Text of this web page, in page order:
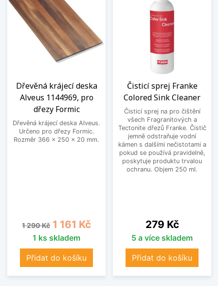
Dřevěná krájecí deska
Alveus 1144969, pro
dřezy Formic
Dřevěná krájecí deska Alveus.
Určeno pro dřezy Formic.
Rozměr 366 x 250 x 20 mm.
Běžná cena
1 290 Kč Cena
1 161 Kč
1 ks skladem
Přidat do košíku
Čisticí sprej Franke
Colored Sink Cleaner
Čisticí sprej na pro čištění
všech Fragranitových a
Tectonite dřezů Franke. Čistič
jemně odstraňuje vodní
kámen s dalšími nečistotami a
pokud se používá pravidelně,
poskytuje produktu trvalou
ochranu. Objem 250 ml.
Cena
279 Kč
5 a více skladem
Přidat do košíku